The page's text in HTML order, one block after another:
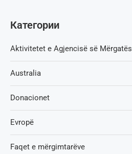
Категории
Aktivitetet e Agjencisë së Мërgatës
Australia
Donacionet
Evropë
Faqet e mërgimtarëve